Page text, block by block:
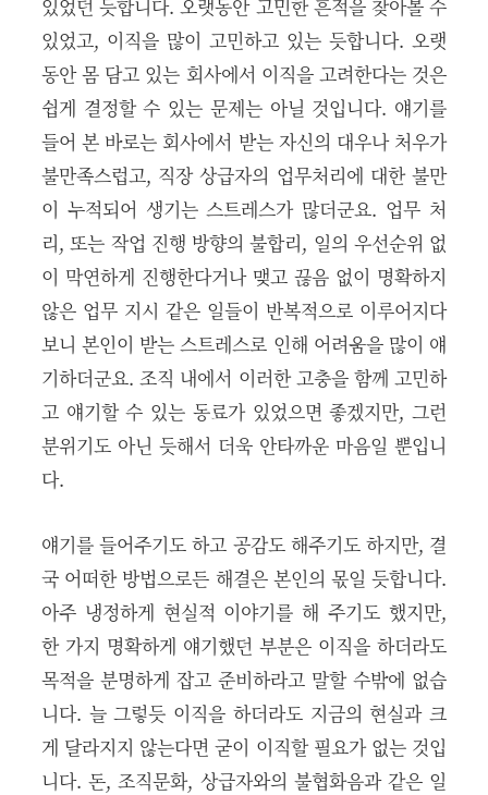
있었던 듯합니다. 오랫동안 고민한 흔적을 찾아볼 수
있었고, 이직을 많이 고민하고 있는 듯합니다. 오랫
동안 몸 담고 있는 회사에서 이직을 고려한다는 것은
쉽게 결정할 수 있는 문제는 아닐 것입니다. 얘기를
들어 본 바로는 회사에서 받는 자신의 대우나 처우가
불만족스럽고, 직장 상급자의 업무처리에 대한 불만
이 누적되어 생기는 스트레스가 많더군요. 업무 처
리, 또는 작업 진행 방향의 불합리, 일의 우선순위 없
이 막연하게 진행한다거나 맺고 끊음 없이 명확하지
않은 업무 지시 같은 일들이 반복적으로 이루어지다
보니 본인이 받는 스트레스로 인해 어려움을 많이 얘
기하더군요. 조직 내에서 이러한 고충을 함께 고민하
고 얘기할 수 있는 동료가 있었으면 좋겠지만, 그런
분위기도 아닌 듯해서 더욱 안타까운 마음일 뿐입니
다.
얘기를 들어주기도 하고 공감도 해주기도 하지만, 결
국 어떠한 방법으로든 해결은 본인의 몫일 듯합니다.
아주 냉정하게 현실적 이야기를 해 주기도 했지만,
한 가지 명확하게 얘기했던 부분은 이직을 하더라도
목적을 분명하게 잡고 준비하라고 말할 수밖에 없습
니다. 늘 그렇듯 이직을 하더라도 지금의 현실과 크
게 달라지지 않는다면 굳이 이직할 필요가 없는 것입
니다. 돈, 조직문화, 상급자와의 불협화음과 같은 일